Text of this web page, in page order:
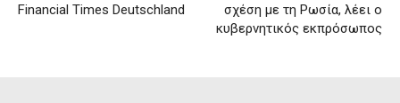
Financial Times Deutschland
σχέση με τη Ρωσία, λέει ο
κυβερνητικός εκπρόσωπος